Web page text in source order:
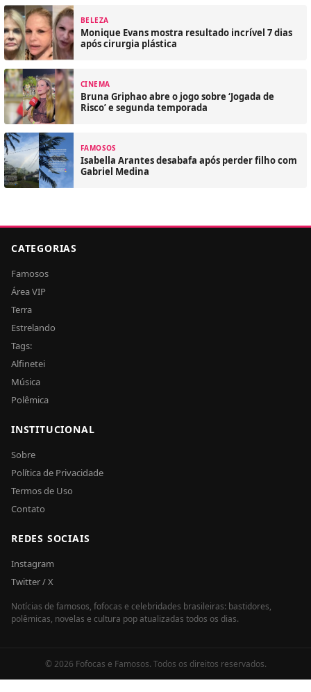
BELEZA
Monique Evans mostra resultado incrível 7 dias
após cirurgia plástica
CINEMA
Bruna Griphao abre o jogo sobre ‘Jogada de
Risco’ e segunda temporada
FAMOSOS
Isabella Arantes desabafa após perder filho com
Gabriel Medina
CATEGORIAS
Famosos
Área VIP
Terra
Estrelando
Tags:
Alfinetei
Música
Polêmica
INSTITUCIONAL
Sobre
Política de Privacidade
Termos de Uso
Contato
REDES SOCIAIS
Instagram
Twitter / X
Notícias de famosos, fofocas e celebridades brasileiras: bastidores,
polêmicas, novelas e cultura pop atualizadas todos os dias.
© 2026 Fofocas e Famosos. Todos os direitos reservados.